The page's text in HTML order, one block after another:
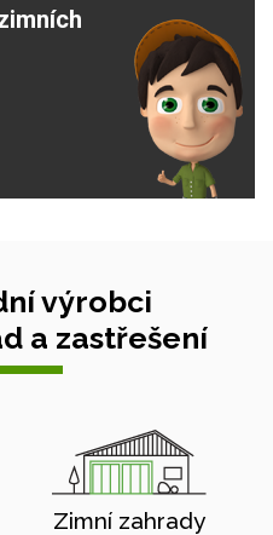
výrobci
a zastřešení
Zimní zahrady